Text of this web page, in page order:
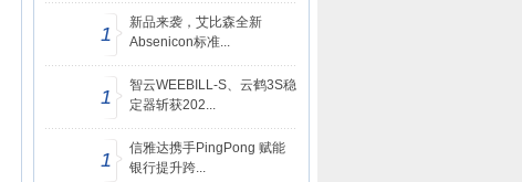
1
新品来袭，艾比森全新
Absenicon标准...
1
智云WEEBILL-S、云鹤3S稳
定器斩获202...
1
信雅达携手PingPong 赋能
银行提升跨...